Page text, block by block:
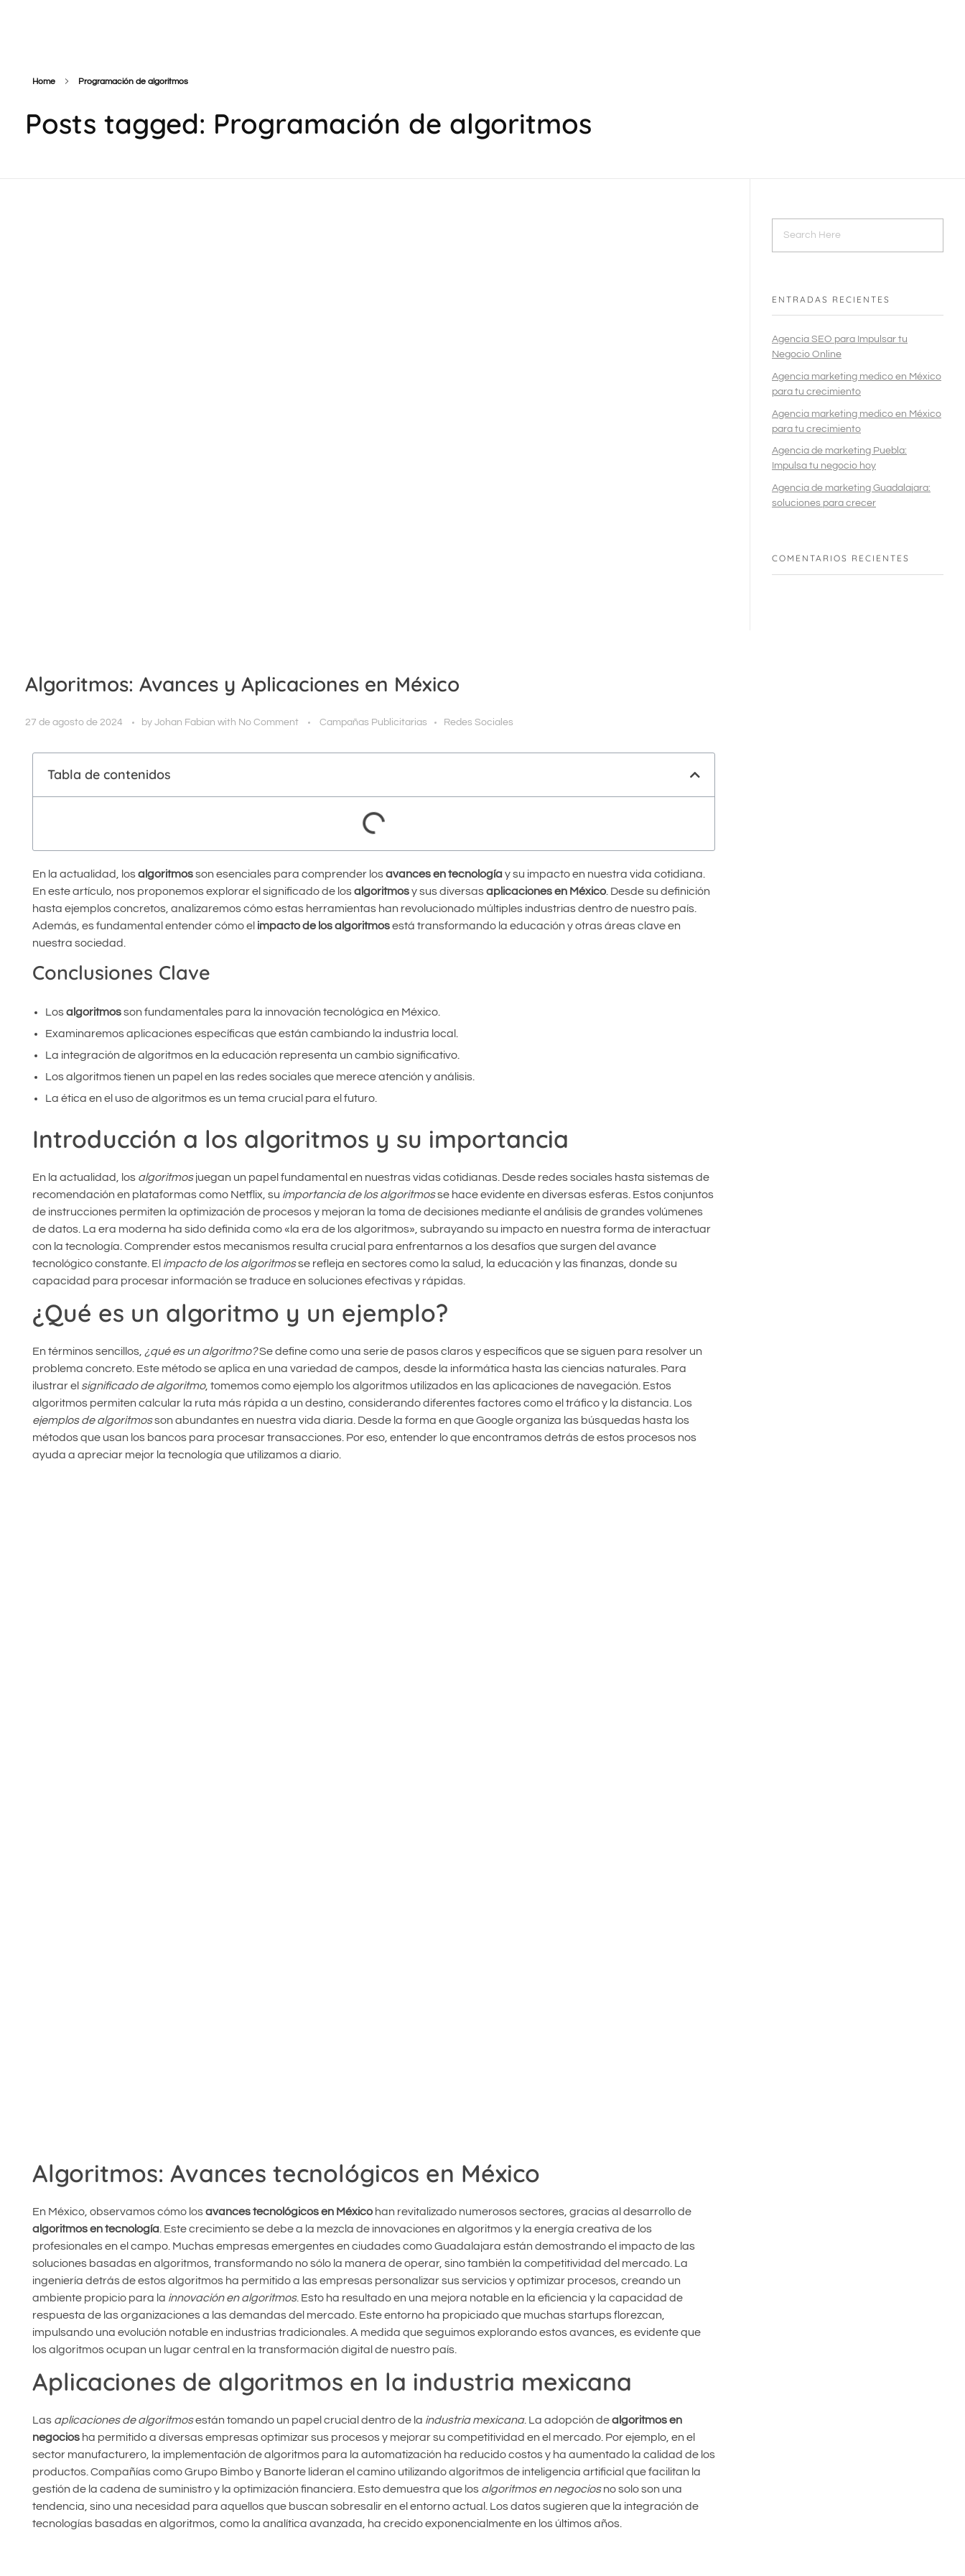
Home Programación de algoritmos
Posts tagged: Programación de algoritmos
Algoritmos: Avances y Aplicaciones en México
27 de agosto de 2024 by Johan Fabian with No Comment Campañas Publicitarias Redes Sociales
Tabla de contenidos
En la actualidad, losalgoritmosson esenciales para comprender losavances en tecnologíay su impacto en nuestra vida cotidiana.
En este artículo, nos proponemos explorar el significado de losalgoritmosy sus diversasaplicaciones en México . Desde su definición
hasta ejemplos concretos, analizaremos cómo estas herramientas han revolucionado múltiples industrias dentro de nuestro país.
Además, es fundamental entender cómo el impacto de los algoritmosestá transformando la educación y otras áreas clave en
nuestra sociedad.
Conclusiones Clave
Losalgoritmosson fundamentales para la innovación tecnológica en México.
Examinaremos aplicaciones específicas que están cambiando la industria local.
La integración de algoritmos en la educación representa un cambio significativo.
Los algoritmos tienen un papel en las redes sociales que merece atención y análisis.
La ética en el uso de algoritmos es un tema crucial para el futuro.
Introducción a los algoritmos y su importancia
En la actualidad, los algoritmosjuegan un papel fundamental en nuestras vidas cotidianas. Desde redes sociales hasta sistemas de
recomendación en plataformas como Netflix, su importancia de los algoritmosse hace evidente en diversas esferas. Estos conjuntos
de instrucciones permiten la optimización de procesos y mejoran la toma de decisiones mediante el análisis de grandes volúmenes
de datos. La era moderna ha sido definida como «la era de los algoritmos», subrayando su impacto en nuestra forma de interactuar
con la tecnología. Comprender estos mecanismos resulta crucial para enfrentarnos a los desafíos que surgen del avance
tecnológico constante. El impacto de los algoritmosse refleja en sectores como la salud, la educación y las finanzas, donde su
capacidad para procesar información se traduce en soluciones efectivas y rápidas.
¿Qué es un algoritmo y un ejemplo?
En términos sencillos, ¿qué es un algoritmo?Se define como una serie de pasos claros y específicos que se siguen para resolver un
problema concreto. Este método se aplica en una variedad de campos, desde la informática hasta las ciencias naturales. Para
ilustrar el significado de algoritmo, tomemos como ejemplo los algoritmos utilizados en las aplicaciones de navegación. Estos
algoritmos permiten calcular la ruta más rápida a un destino, considerando diferentes factores como el tráfico y la distancia. Los
ejemplos de algoritmosson abundantes en nuestra vida diaria. Desde la forma en que Google organiza las búsquedas hasta los
métodos que usan los bancos para procesar transacciones. Por eso, entender lo que encontramos detrás de estos procesos nos
ayuda a apreciar mejor la tecnología que utilizamos a diario.
Algoritmos: Avances tecnológicos en México
En México, observamos cómo losavances tecnológicos en México han revitalizado numerosos sectores, gracias al desarrollo de
algoritmos en tecnología . Este crecimiento se debe a la mezcla de innovaciones en algoritmos y la energía creativa de los
profesionales en el campo. Muchas empresas emergentes en ciudades como Guadalajara están demostrando el impacto de las
soluciones basadas en algoritmos, transformando no sólo la manera de operar, sino también la competitividad del mercado. La
ingeniería detrás de estos algoritmos ha permitido a las empresas personalizar sus servicios y optimizar procesos, creando un
ambiente propicio para la innovación en algoritmos. Esto ha resultado en una mejora notable en la eficiencia y la capacidad de
respuesta de las organizaciones a las demandas del mercado. Este entorno ha propiciado que muchas startups florezcan,
impulsando una evolución notable en industrias tradicionales. A medida que seguimos explorando estos avances, es evidente que
los algoritmos ocupan un lugar central en la transformación digital de nuestro país.
Aplicaciones de algoritmos en la industria mexicana
Las aplicaciones de algoritmosestán tomando un papel crucial dentro de la industria mexicana. La adopción dealgoritmos en
negocios ha permitido a diversas empresas optimizar sus procesos y mejorar su competitividad en el mercado. Por ejemplo, en el
sector manufacturero, la implementación de algoritmos para la automatización ha reducido costos y ha aumentado la calidad de los
productos. Compañías como Grupo Bimbo y Banorte lideran el camino utilizando algoritmos de inteligencia artificial que facilitan la
gestión de la cadena de suministro y la optimización financiera. Esto demuestra que los algoritmos en negociosno solo son una
tendencia, sino una necesidad para aquellos que buscan sobresalir en el entorno actual. Los datos sugieren que la integración de
tecnologías basadas en algoritmos, como la analítica avanzada, ha crecido exponencialmente en los últimos años.
ENTRADAS RECIENTES
Agencia SEO para Impulsar tu
Negocio Online
Agencia marketing medico en México
para tu crecimiento
Agencia marketing medico en México
para tu crecimiento
Agencia de marketing Puebla:
Impulsa tu negocio hoy
Agencia de marketing Guadalajara:
soluciones para crecer
COMENTARIOS RECIENTES